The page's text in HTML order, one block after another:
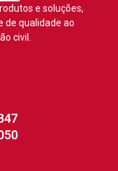
e soluções,
de qualidade ao
civil.